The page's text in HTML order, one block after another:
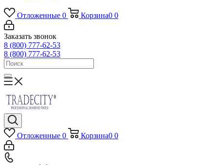
Отложенные 0 Корзина0 0
Заказать звонок
8 (800) 777-62-53
8 (800) 777-62-53
Отложенные 0 Корзина0 0